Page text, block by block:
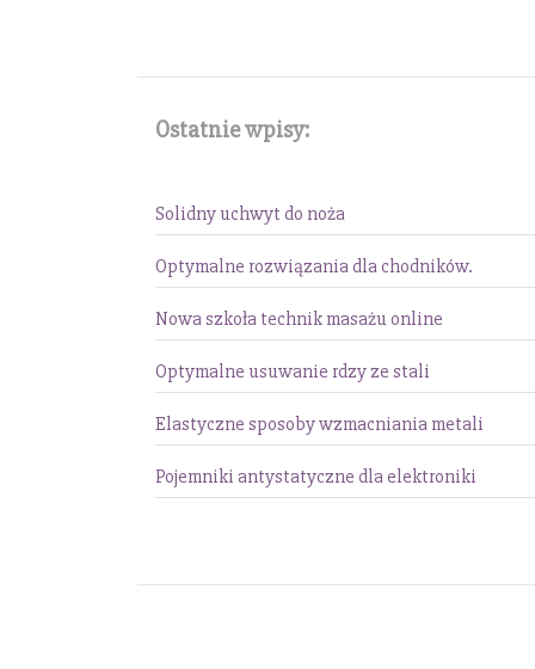
Ostatnie wpisy:
Solidny uchwyt do noża
Optymalne rozwiązania dla chodników.
Nowa szkoła technik masażu online
Optymalne usuwanie rdzy ze stali
Elastyczne sposoby wzmacniania metali
Pojemniki antystatyczne dla elektroniki